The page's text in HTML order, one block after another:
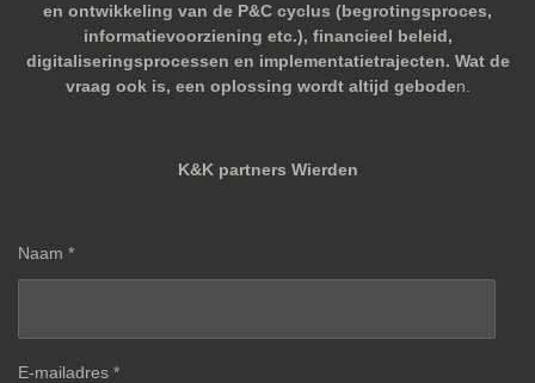
en ontwikkeling van de P&C cyclus (begrotingsproces,
informatievoorziening etc.), financieel beleid,
digitaliseringsprocessen en implementatietrajecten. Wat de
vraag ook is, een oplossing wordt altijd geboden.
K&K partners Wierden
Naam *
E-mailadres *